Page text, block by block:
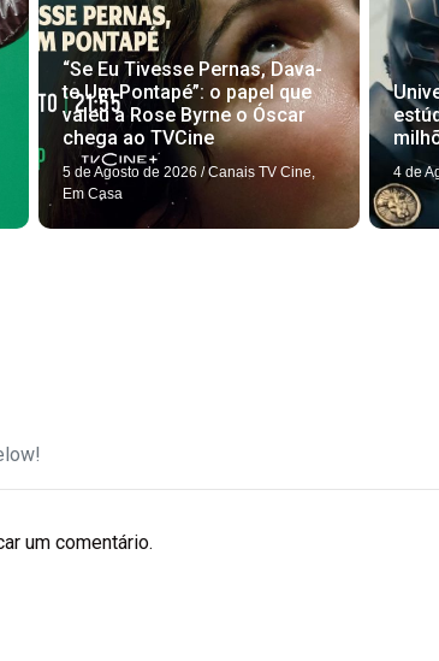
“Se Eu Tivesse Pernas, Dava-
te Um Pontapé”: o papel que
valeu a Rose Byrne o Óscar
chega ao TVCine
5 de Agosto de 2026 / Canais TV Cine,
Em Casa
4 de
um comentário.